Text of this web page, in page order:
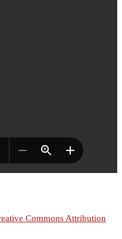
Commons Attribution